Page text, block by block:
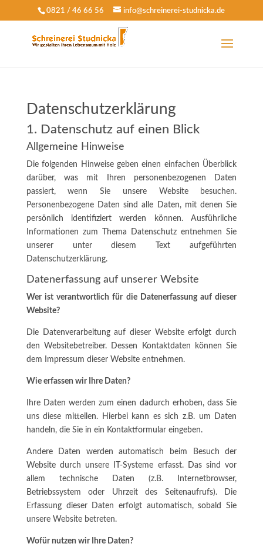
0821 / 46 66 56 info@schreinerei-studnicka.de
Datenschutzerklärung
1. Datenschutz auf einen Blick
Allgemeine Hinweise
Die folgenden Hinweise geben einen einfachen Überblick
darüber, was mit Ihren personenbezogenen Daten
passiert, wenn Sie unsere Website besuchen.
Personenbezogene Daten sind alle Daten, mit denen Sie
persönlich identifiziert werden können. Ausführliche
Informationen zum Thema Datenschutz entnehmen Sie
unserer unter diesem Text aufgeführten
Datenschutzerklärung.
Datenerfassung auf unserer Website
Wer ist verantwortlich für die Datenerfassung auf dieser
Website?
Die Datenverarbeitung auf dieser Website erfolgt durch
den Websitebetreiber. Dessen Kontaktdaten können Sie
dem Impressum dieser Website entnehmen.
Wie erfassen wir Ihre Daten?
Ihre Daten werden zum einen dadurch erhoben, dass Sie
uns diese mitteilen. Hierbei kann es sich z.B. um Daten
handeln, die Sie in ein Kontaktformular eingeben.
Andere Daten werden automatisch beim Besuch der
Website durch unsere IT-Systeme erfasst. Das sind vor
allem technische Daten (z.B. Internetbrowser,
Betriebssystem oder Uhrzeit des Seitenaufrufs). Die
Erfassung dieser Daten erfolgt automatisch, sobald Sie
unsere Website betreten.
Wofür nutzen wir Ihre Daten?